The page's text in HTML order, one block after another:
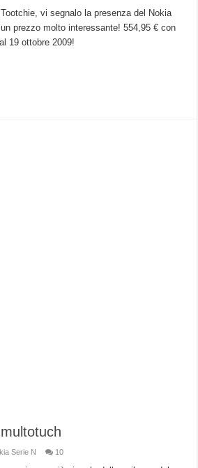
vi segnalo la presenza del Nokia
prezzo molto interessante! 554,95 € con
19 ottobre 2009!
Serie N 10